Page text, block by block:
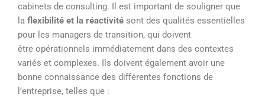
cabinets de consulting. Il est important de souligner que
la flexibilité et la réactivité sont des qualités essentielles
pour les managers de transition, qui doivent
être opérationnels immédiatement dans des contextes
variés et complexes. Ils doivent également avoir une
bonne connaissance des différentes fonctions de
l’entreprise, telles que :